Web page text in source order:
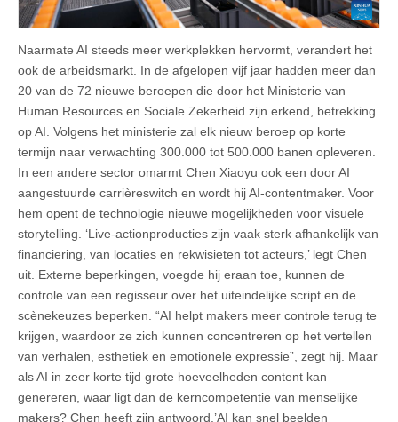
Naarmate AI steeds meer werkplekken hervormt, verandert het
ook de arbeidsmarkt. In de afgelopen vijf jaar hadden meer dan
20 van de 72 nieuwe beroepen die door het Ministerie van
Human Resources en Sociale Zekerheid zijn erkend, betrekking
op AI. Volgens het ministerie zal elk nieuw beroep op korte
termijn naar verwachting 300.000 tot 500.000 banen opleveren.
In een andere sector omarmt Chen Xiaoyu ook een door AI
aangestuurde carrièreswitch en wordt hij AI-contentmaker. Voor
hem opent de technologie nieuwe mogelijkheden voor visuele
storytelling. ‘Live-actionproducties zijn vaak sterk afhankelijk van
financiering, van locaties en rekwisieten tot acteurs,’ legt Chen
uit. Externe beperkingen, voegde hij eraan toe, kunnen de
controle van een regisseur over het uiteindelijke script en de
scènekeuzes beperken. “AI helpt makers meer controle terug te
krijgen, waardoor ze zich kunnen concentreren op het vertellen
van verhalen, esthetiek en emotionele expressie”, zegt hij. Maar
als AI in zeer korte tijd grote hoeveelheden content kan
genereren, waar ligt dan de kerncompetentie van menselijke
makers? Chen heeft zijn antwoord.’AI kan snel beelden